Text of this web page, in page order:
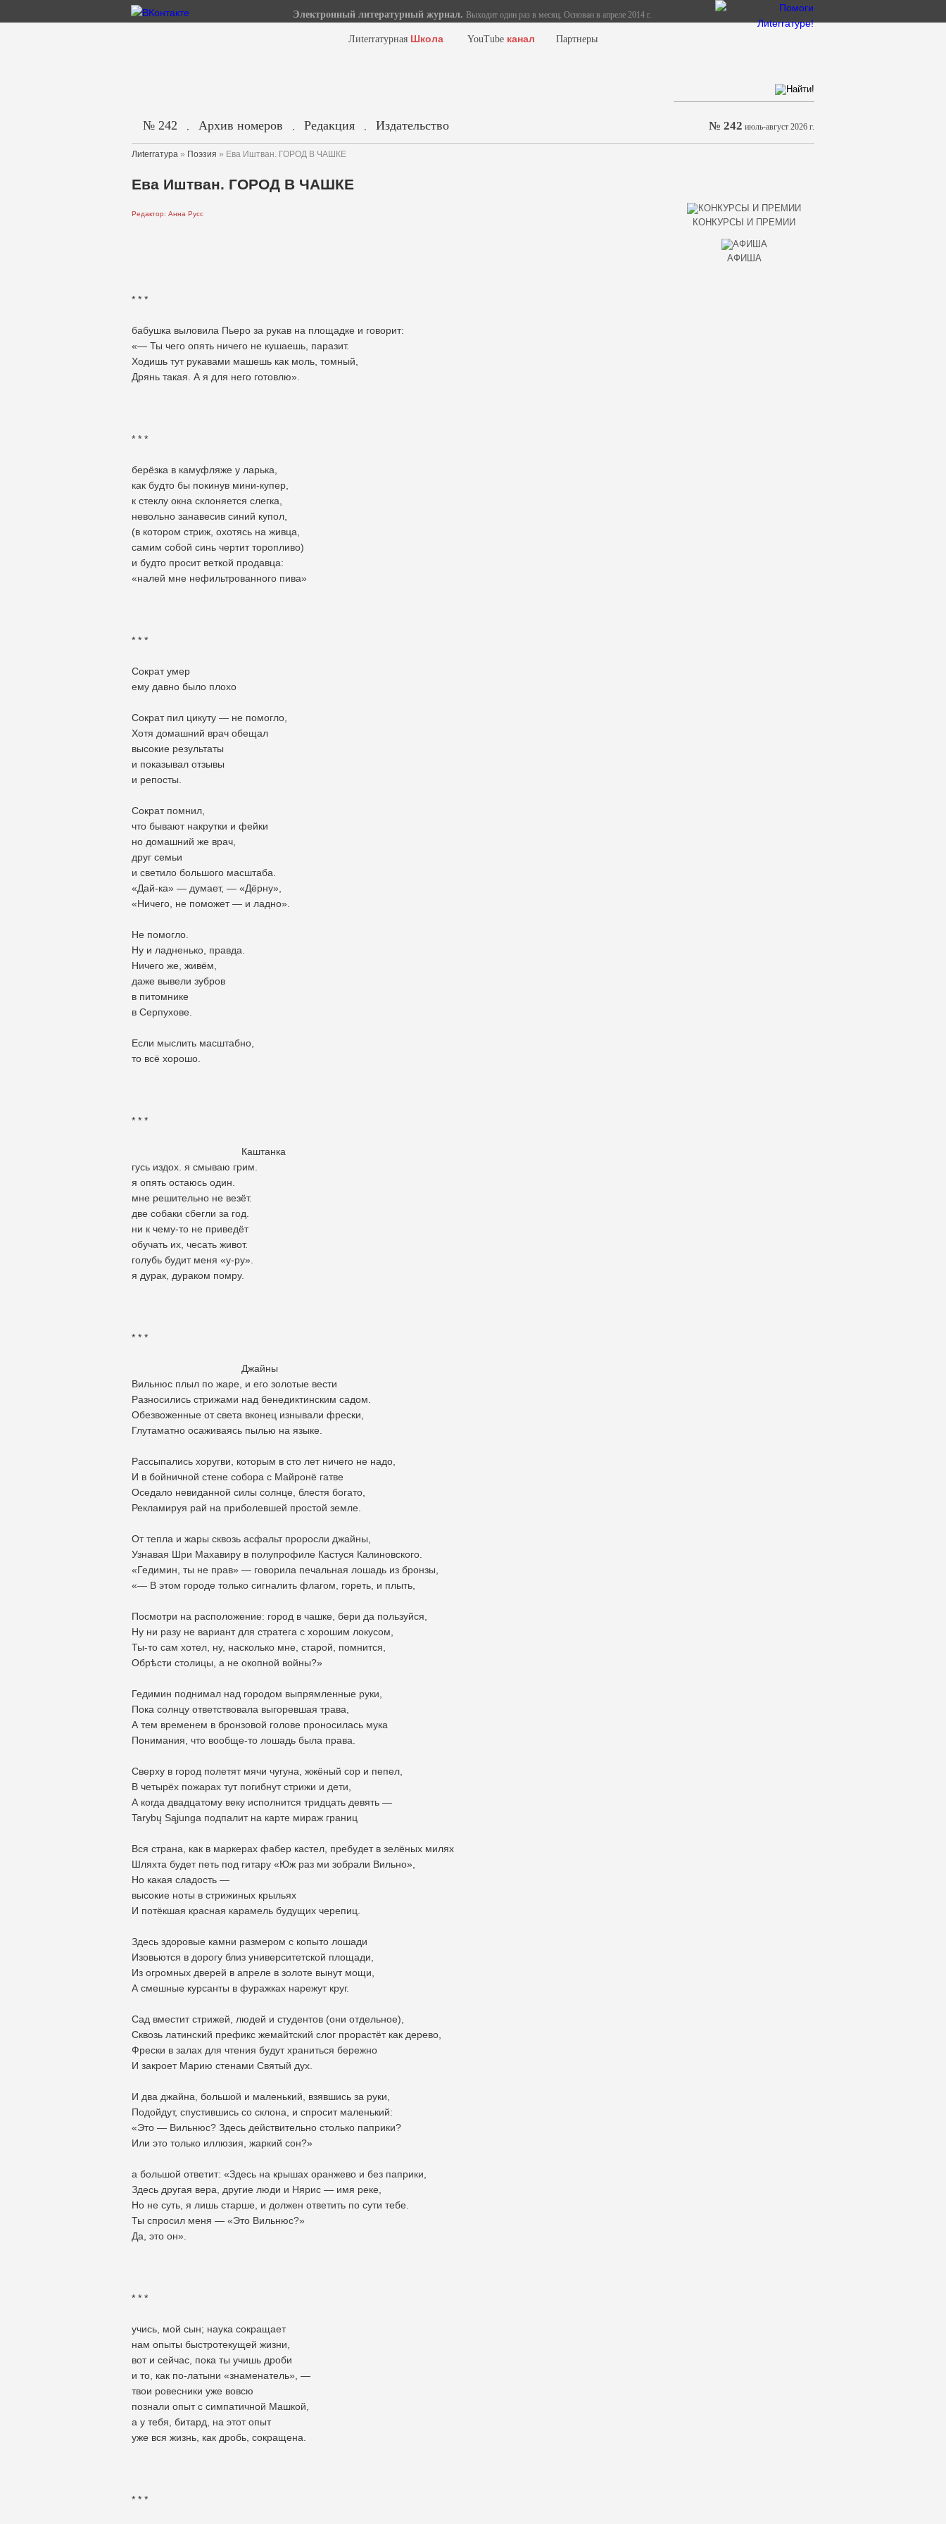
Электронный литературный журнал. Выходит один раз в месяц. Основан в апреле 2014 г.
Лиterraтурная Школа YouTube канал Партнеры
№ 242 . Архив номеров . Редакция . Издательство № 242 июль-август 2026 г.
Лиterraтура » Поэзия » Ева Иштван. ГОРОД В ЧАШКЕ
Ева Иштван. ГОРОД В ЧАШКЕ
Редактор: Анна Русс
* * *
бабушка выловила Пьеро за рукав на площадке и говорит:
«— Ты чего опять ничего не кушаешь, паразит.
Ходишь тут рукавами машешь как моль, томный,
Дрянь такая. А я для него готовлю».
* * *
берёзка в камуфляже у ларька,
как будто бы покинув мини-купер,
к стеклу окна склоняется слегка,
невольно занавесив синий купол,
(в котором стриж, охотясь на живца,
самим собой синь чертит торопливо)
и будто просит веткой продавца:
«налей мне нефильтрованного пива»
* * *
Сократ умер
ему давно было плохо
Сократ пил цикуту — не помогло,
Хотя домашний врач обещал
высокие результаты
и показывал отзывы
и репосты.
Сократ помнил,
что бывают накрутки и фейки
но домашний же врач,
друг семьи
и светило большого масштаба.
«Дай-ка» — думает, — «Дёрну»,
«Ничего, не поможет — и ладно».
Не помогло.
Ну и ладненько, правда.
Ничего же, живём,
даже вывели зубров
в питомнике
в Серпухове.
Если мыслить масштабно,
то всё хорошо.
* * *
Каштанка
гусь издох. я смываю грим.
я опять остаюсь один.
мне решительно не везёт.
две собаки сбегли за год.
ни к чему-то не приведёт
обучать их, чесать живот.
голубь будит меня «у-ру».
я дурак, дураком помру.
* * *
Джайны
Вильнюс плыл по жаре, и его золотые вести
Разносились стрижами над бенедиктинским садом.
Обезвоженные от света вконец изнывали фрески,
Глутаматно осаживаясь пылью на языке.
Рассыпались хоругви, которым в сто лет ничего не надо,
И в бойничной стене собора с Майронё гатве
Оседало невиданной силы солнце, блестя богато,
Рекламируя рай на приболевшей простой земле.
От тепла и жары сквозь асфальт проросли джайны,
Узнавая Шри Махавиру в полупрофиле Кастуся Калиновского.
«Гедимин, ты не прав» — говорила печальная лошадь из бронзы,
«— В этом городе только сигналить флагом, гореть, и плыть,
Посмотри на расположение: город в чашке, бери да пользуйся,
Ну ни разу не вариант для стратега с хорошим локусом,
Ты-то сам хотел, ну, насколько мне, старой, помнится,
Обрѣсти столицы, а не окопной войны?»
Гедимин поднимал над городом выпрямленные руки,
Пока солнцу ответствовала выгоревшая трава,
А тем временем в бронзовой голове проносилась мука
Понимания, что вообще-то лошадь была права.
Сверху в город полетят мячи чугуна, жжёный сор и пепел,
В четырёх пожарах тут погибнут стрижи и дети,
А когда двадцатому веку исполнится тридцать девять —
Tarybų Sąjunga подпалит на карте мираж границ
Вся страна, как в маркерах фабер кастел, пребудет в зелёных милях
Шляхта будет петь под гитару «Юж раз ми зобрали Вильно»,
Но какая сладость —
высокие ноты в стрижиных крыльях
И потёкшая красная карамель будущих черепиц.
Здесь здоровые камни размером с копыто лошади
Изовьются в дорогу близ университетской площади,
Из огромных дверей в апреле в золоте вынут мощи,
А смешные курсанты в фуражках нарежут круг.
Сад вместит стрижей, людей и студентов (они отдельное),
Сквозь латинский префикс жемайтский слог прорастёт как дерево,
Фрески в залах для чтения будут храниться бережно
И закроет Марию стенами Святый дух.
И два джайна, большой и маленький, взявшись за руки,
Подойдут, спустившись со склона, и спросит маленький:
«Это — Вильнюс? Здесь действительно столько паприки?
Или это только иллюзия, жаркий сон?»
а большой ответит: «Здесь на крышах оранжево и без паприки,
Здесь другая вера, другие люди и Нярис — имя реке,
Но не суть, я лишь старше, и должен ответить по сути тебе.
Ты спросил меня — «Это Вильнюс?»
Да, это он».
* * *
учись, мой сын; наука сокращает
нам опыты быстротекущей жизни,
вот и сейчас, пока ты учишь дроби
и то, как по-латыни «знаменатель», —
твои ровесники уже вовсю
познали опыт с симпатичной Машкой,
а у тебя, битард, на этот опыт
уже вся жизнь, как дробь, сокращена.
* * *
КОНКУРСЫ И ПРЕМИИ
АФИША